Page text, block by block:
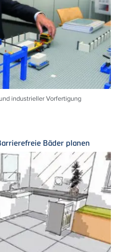
industrieller Vorfertigung
Bäder planen